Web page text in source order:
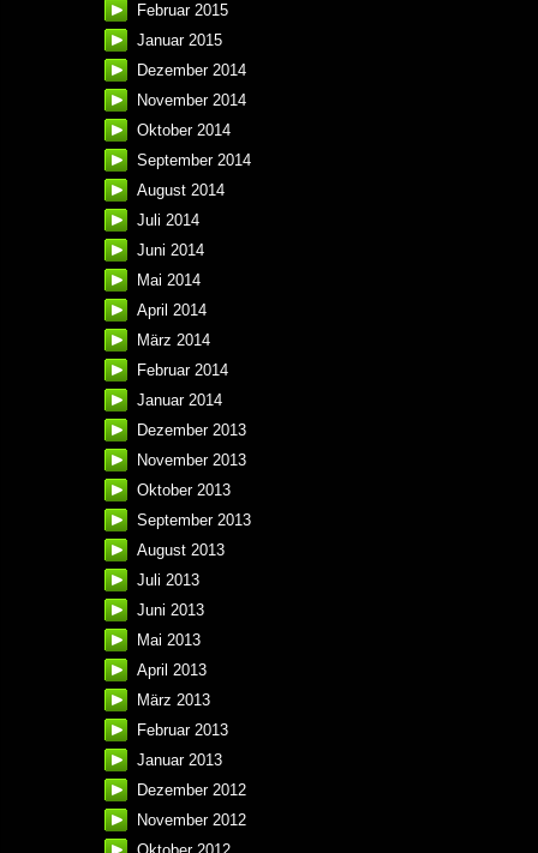
Februar 2015
Januar 2015
Dezember 2014
November 2014
Oktober 2014
September 2014
August 2014
Juli 2014
Juni 2014
Mai 2014
April 2014
März 2014
Februar 2014
Januar 2014
Dezember 2013
November 2013
Oktober 2013
September 2013
August 2013
Juli 2013
Juni 2013
Mai 2013
April 2013
März 2013
Februar 2013
Januar 2013
Dezember 2012
November 2012